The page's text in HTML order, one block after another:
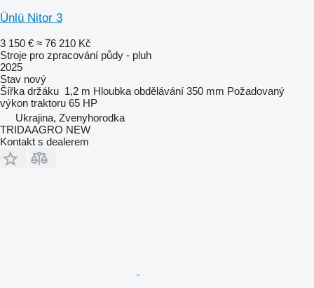
Ünlü Nitor 3
3 150 € ≈ 76 210 Kč
Stroje pro zpracování půdy - pluh
2025
Stav nový
Šířka držáku 1,2 m Hloubka obdělávání 350 mm Požadovaný
výkon traktoru 65 HP
Ukrajina, Zvenyhorodka
TRIDAAGRO NEW
Kontakt s dealerem